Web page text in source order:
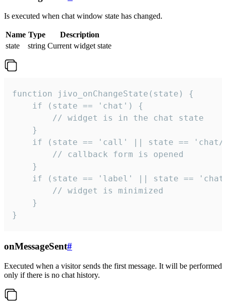
Is executed when chat window state has changed.
Name Type
Description
state
string Current widget state
function jivo_onChangeState(state) {
    if (state == 'chat') {
        // widget is in the chat state
    }
if (state == 'call' || state ==
        // callback form is opened
    }
if (state == 'label' || state ==
        // widget is minimized
    }
}
onMessageSent#
Executed when a visitor sends the first message. It will be performed
only if there is no chat history.